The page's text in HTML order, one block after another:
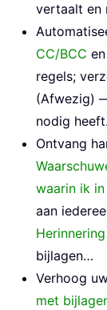
vertaalt en
CC/BCC en
regels;
(Afwezig)
nodig
Ontvang
waarin ik
aan
bijlagen…
Verhoog
met